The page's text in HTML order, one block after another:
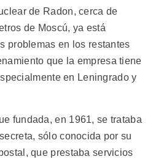
de Radon, cerca de
de Moscú, ya está
problemas en los restantes
que la empresa tiene
en Leningrado y
fundada, en 1961, se trataba
sólo conocida por su
que prestaba servicios